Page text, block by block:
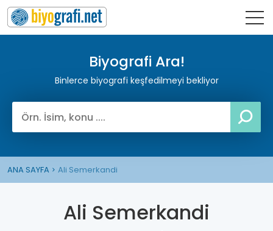
Biyografi Ara!
Binlerce biyografi keşfedilmeyi bekliyor
ANA SAYFA Ali Semerkandi
Ali Semerkandi